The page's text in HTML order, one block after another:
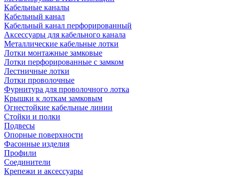
Кабельные каналы
Кабельный канал
Кабельный канал перфорированный
Аксессуары для кабельного канала
Металлические кабельные лотки
Лотки монтажные замковые
Лотки перфорированные с замком
Лестничные лотки
Лотки проволочные
Фурнитура для проволочного лотка
Крышки к лоткам замковым
Огнестойкие кабельные линии
Стойки и полки
Подвесы
Опорные поверхности
Фасонные изделия
Профили
Соединители
Крепежи и аксессуары